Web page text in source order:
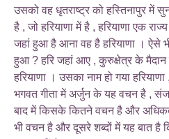
उसको वह धृतराष्ट्र को हस्तिनापुर में
है , जो हरियाणा में है , हरियाणा एक
जहां हुआ है आना वह है हरियाणा । ऐसे
हुआ ? हरि जहां आए , कुरुक्षेत्र के
हरियाणा । उसका नाम हो गया
भगवत गीता में अर्जुन के यह वचन है ,
बाद में किसके कितने वचन है और
भी वचन है और दूसरे शब्दों में यह बात है